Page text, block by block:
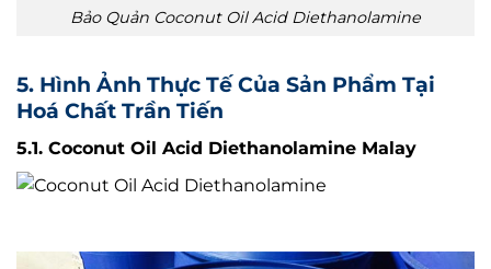
Bảo Quản Coconut Oil Acid Diethanolamine
5. Hình Ảnh Thực Tế Của Sản Phẩm Tại
Hoá Chất Trần Tiến
5.1. Coconut Oil Acid Diethanolamine Malay